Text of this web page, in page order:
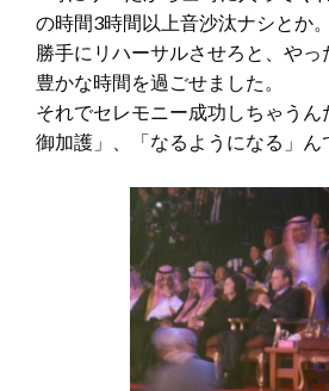
の時間3時間以上音沙汰ナシとか。
勝手にリハーサルさせろと、やっ
豊かな時間を過ごせました。
それでセレモニー成功しちゃう
御加護」、「なるようになる」ん